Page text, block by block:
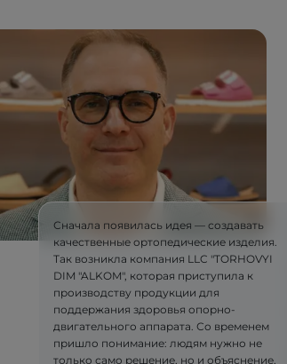
Сначала появилась идея — создавать
качественные ортопедические изделия.
Так возникла компания LLC "TORHOVYI
DIM "ALKOM", которая приступила к
производству продукции для
поддержания здоровья опорно-
двигательного аппарата. Со временем
пришло понимание: людям нужно не
только само решение, но и объяснение,